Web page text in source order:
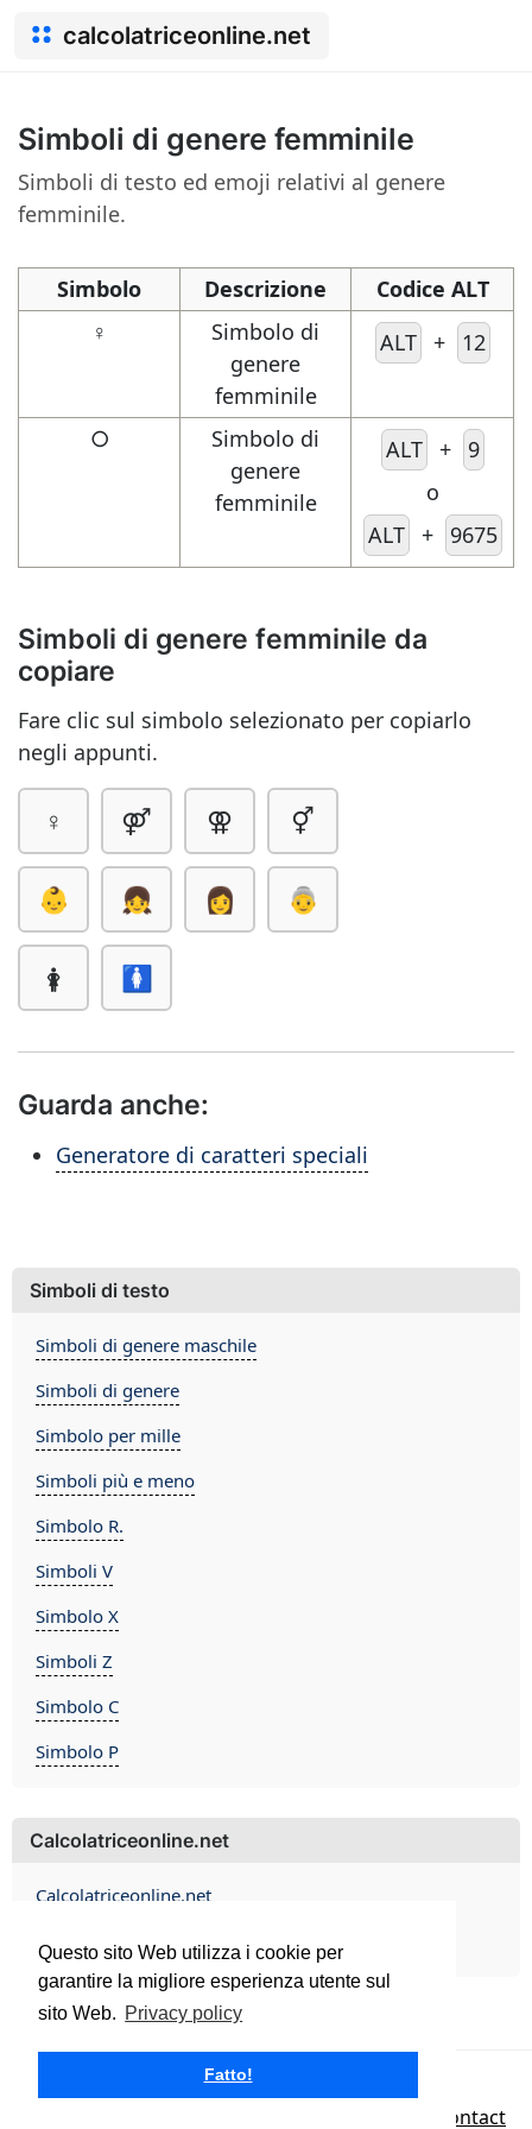
Questo sito Web utilizza i cookie per
garantire la migliore esperienza utente sul
sito Web. Privacy policy
Fatto!
calcolatriceonline.net
Simboli di genere femminile
Simboli di testo ed emoji relativi al genere
femminile.
Simbolo Descrizione
Codice ALT
♀
Simbolo di
genere
femminile
ALT + 12
○
Simbolo di
genere
femminile
ALT +
9
o
ALT
+ 9675
Simboli di genere femminile da
copiare
Fare clic sul simbolo selezionato per copiarlo
negli appunti.
♀ ⚤ ⚢ ⚥
👶 👧 👩 👵
🛊 🚺
Guarda anche:
Generatore di caratteri speciali
Simboli di testo
Simboli di genere maschile
Simboli di genere
Simbolo per mille
Simboli più e meno
Simbolo R.
Simboli V
Simbolo X
Simboli Z
Simbolo C
Simbolo P
Calcolatriceonline.net
Calcolatriceonline.net
Contact
Calcolatriceonline.net 2026
Contact